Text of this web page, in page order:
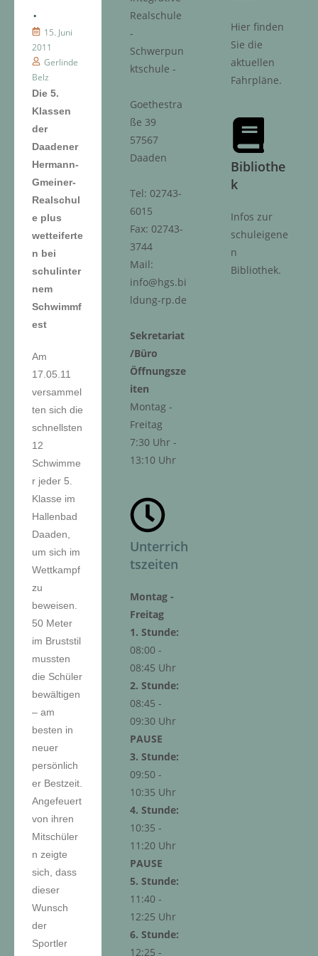
Realschule
-
Schwerpun
ktschule -
Goethestra
ße 39
57567
Daaden
Tel: 02743-
6015
Fax: 02743-
3744
Mail:
info@hgs.bi
ldung-rp.de
Sekretariat
/Büro
Öffnungsze
iten
Montag -
Freitag
7:30 Uhr -
13:10 Uhr
Unterrich
tszeiten
Montag -
Freitag
1. Stunde:
08:00 -
08:45 Uhr
2. Stunde:
08:45 -
09:30 Uhr
PAUSE
3. Stunde:
09:50 -
10:35 Uhr
4. Stunde:
10:35 -
11:20 Uhr
PAUSE
5. Stunde:
11:40 -
12:25 Uhr
6. Stunde:
12:25 -
.
15. Juni
2011
Gerlinde
Belz
Die 5.
Klassen
der
Daadener
Hermann-
Gmeiner-
Realschul
e plus
wetteiferte
n bei
schulinter
nem
Schwimmf
est
Am
17.05.11
versammel
ten sich die
schnellsten
12
Schwimme
r jeder 5.
Klasse im
Hallenbad
Daaden,
um sich im
Wettkampf
zu
beweisen.
50 Meter
im Bruststil
mussten
die Schüler
bewältigen
– am
besten in
neuer
persönlich
er Bestzeit.
Angefeuert
von ihren
Mitschüler
n zeigte
sich, dass
dieser
Wunsch
der
Sportler
Hier finden
Sie die
aktuellen
Fahrpläne.
Bibliothe
k
Infos zur
schuleigene
n
Bibliothek.